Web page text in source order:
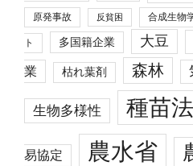
原発事故 反貧困 合成生物
ト 多国籍企業 大豆
業 枯れ葉剤 森林
生物多様性 種苗法
易協定 農水省